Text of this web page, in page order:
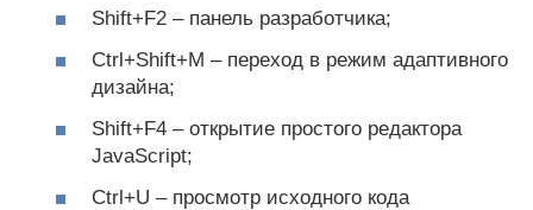
Shift+F2 – панель разработчика;
Ctrl+Shift+M – переход в режим адаптивного
дизайна;
Shift+F4 – открытие простого редактора
JavaScript;
Ctrl+U – просмотр исходного кода